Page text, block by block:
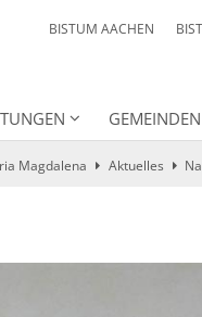
BISTUM AACHEN
GEMEINDEN
Magdalena Aktuelles